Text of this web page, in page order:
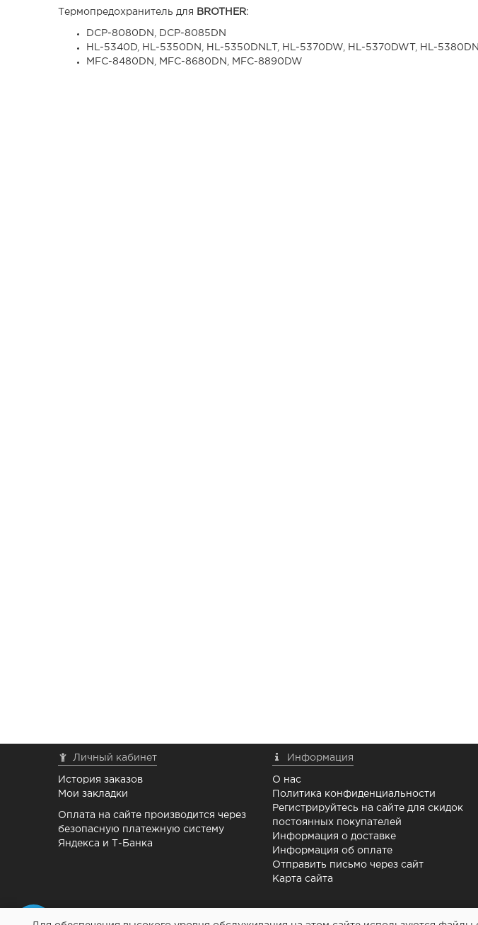
Термопредохранитель для BROTHER:
DCP-8080DN, DCP-8085DN
HL-5340D, HL-5350DN, HL-5350DNLT, HL-5370DW, HL-5370DWT, HL-5380DN
MFC-8480DN, MFC-8680DN, MFC-8890DW
Личный кабинет
История заказов
Мои закладки
Оплата на сайте производится через
безопасную платежную систему
Яндекса и Т-Банка
Информация
О нас
Политика конфиденциальности
Регистрируйтесь на сайте для скидок
постоянных покупателей
Информация о доставке
Информация об оплате
Отправить письмо через сайт
Карта сайта